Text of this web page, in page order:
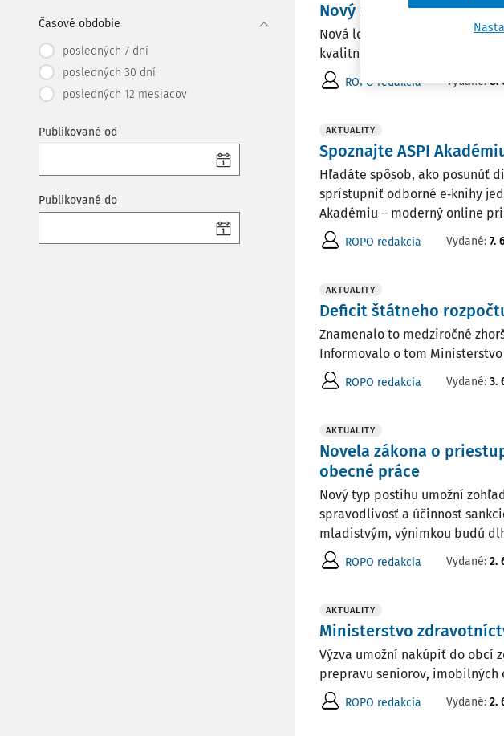
Časové obdobie
posledných 7 dní
posledných 30 dní
posledných 12 mesiacov
Publikované od
Publikované do
Nový zákon má posilniť
Nová legislatíva má vytvoriť
kvalitnejšie poskytovanie
ROPO redakcia Vydané:8.
AKTUALITY
Spoznajte ASPI
Hľadáte spôsob, ako posunúť
sprístupniť odborné e‑knihy
Akadémiu – moderný online
ROPO redakcia Vydané: 7.
AKTUALITY
Deficit štátneho
Znamenalo to medziročné
Informovalo o tom Ministerstvo
ROPO redakcia Vydané: 3.
AKTUALITY
Novela zákona o
obecné práce
Nový typ postihu umožní
spravodlivosť a účinnosť
mladistvým, výnimkou budú
ROPO redakcia Vydané: 2.
AKTUALITY
Ministerstvo
Výzva umožní nakúpiť do obcí
prepravu seniorov, imobilných
ROPO redakcia Vydané: 2.